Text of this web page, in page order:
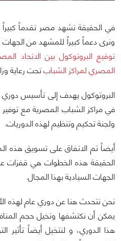
في الحقيقة تشهد مصر تقدماً كبيراً
ونرى دعماً كبيراً للمشهد من الجهات
توقيع البروتوكول بين الاتحاد
المصري لمراكز الشبابتحت رعاية
البروتوكول يهدف إلى تأسيس دوري
في مراكز الشباب المصرية مع
ولجنة تحكيم وتنظيم لهذه الدوريات.
أيضاً تم الاتفاق على تسويق هذه
الحقيقة هذه الخطوات هي قفزات
الجهات السيادية بهذا المجال.
نحن نتحدث هنا عن دوري عام لهذه
يمكن أن نكتشفها وتخيل حجم
هذا الدوري، و لنتخيل أيضاً تأثير